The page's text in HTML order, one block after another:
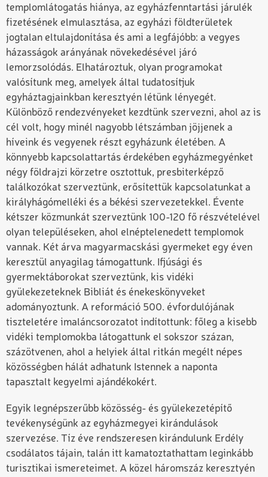
templomlátogatás hiánya, az egyházfenntartási járulék
fizetésének elmulasztása, az egyházi földterületek
jogtalan eltulajdonítása és ami a legfájóbb: a vegyes
házasságok arányának növekedésével járó
lemorzsolódás. Elhatároztuk, olyan programokat
valósítunk meg, amelyek által tudatosítjuk
egyháztagjainkban keresztyén létünk lényegét.
Különböző rendezvényeket kezdtünk szervezni, ahol az is
cél volt, hogy minél nagyobb létszámban jöjjenek a
híveink és vegyenek részt egyházunk életében. A
könnyebb kapcsolattartás érdekében egyházmegyénket
négy földrajzi körzetre osztottuk, presbiterképző
találkozókat szerveztünk, erősítettük kapcsolatunkat a
királyhágómelléki és a békési szervezetekkel. Évente
kétszer közmunkát szerveztünk 100-120 fő részvételével
olyan településeken, ahol elnéptelenedett templomok
vannak. Két árva magyarmacskási gyermeket egy éven
keresztül anyagilag támogattunk. Ifjúsági és
gyermektáborokat szerveztünk, kis vidéki
gyülekezeteknek Bibliát és énekeskönyveket
adományoztunk. A reformáció 500. évfordulójának
tiszteletére imaláncsorozatot indítottunk: főleg a kisebb
vidéki templomokba látogattunk el sokszor százan,
százötvenen, ahol a helyiek által ritkán megélt népes
közösségben hálát adhatunk Istennek a naponta
tapasztalt kegyelmi ajándékokért.
Egyik legnépszerűbb közösség- és gyülekezetépítő
tevékenységünk az egyházmegyei kirándulások
szervezése. Tíz éve rendszeresen kirándulunk Erdély
csodálatos tájain, talán itt kamatoztathattam leginkább
turisztikai ismereteimet. A közel háromszáz keresztyén